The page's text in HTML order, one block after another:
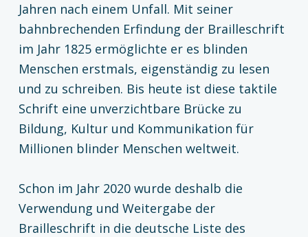
Jahren nach einem Unfall. Mit seiner
bahnbrechenden Erfindung der Brailleschrift
im Jahr 1825 ermöglichte er es blinden
Menschen erstmals, eigenständig zu lesen
und zu schreiben. Bis heute ist diese taktile
Schrift eine unverzichtbare Brücke zu
Bildung, Kultur und Kommunikation für
Millionen blinder Menschen weltweit.
Schon im Jahr 2020 wurde deshalb die
Verwendung und Weitergabe der
Brailleschrift in die deutsche Liste des